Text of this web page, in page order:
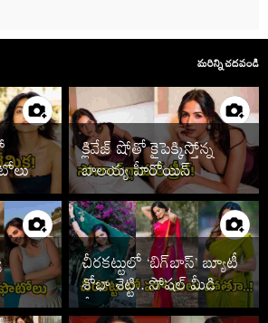
మరిన్ని చదవండి
క్లివేజ్ షోతో కైపెక్కిస్తోన్న
బాలయ్య హీరోయిన్
చీరకట్టులో ‘బిగ్‌బాస్’ బ్యూటీ
శోభా శెట్టి.. సోషల్ మీడియా
షేక్!